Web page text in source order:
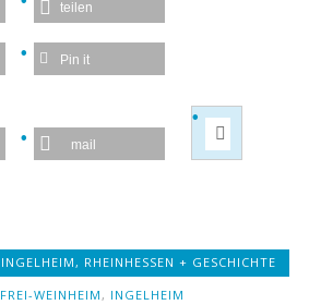
teilen
Pin it
mail
INGELHEIM, RHEINHESSEN + GESCHICHTE
FREI-WEINHEIM , INGELHEIM